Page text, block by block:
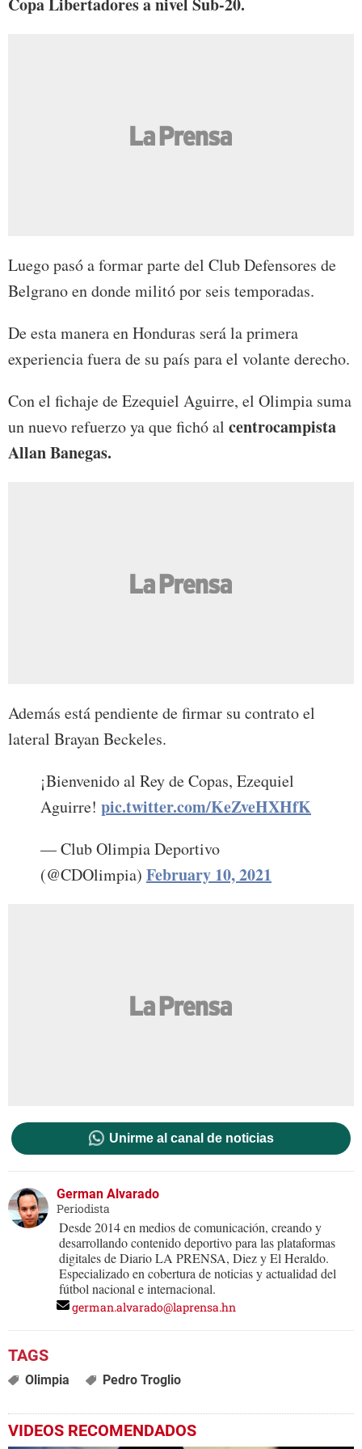
Luego pasó a formar parte del Club Defensores de
Belgrano en donde militó por seis temporadas.
De esta manera en Honduras será la primera
experiencia fuera de su país para el volante derecho.
Con el fichaje de Ezequiel Aguirre, el Olimpia suma
un nuevo refuerzo ya que fichó al centrocampista
Allan Banegas.
Además está pendiente de firmar su contrato el
lateral Brayan Beckeles.
¡Bienvenido al Rey de Copas, Ezequiel
Aguirre! pic.twitter.com/KeZveHXHfK
— Club Olimpia Deportivo
(@CDOlimpia) February 10, 2021
Unirme al canal de noticias
German Alvarado
Periodista
Desde 2014 en medios de comunicación, creando y
desarrollando contenido deportivo para las plataformas
digitales de Diario LA PRENSA, Diez y El Heraldo.
Especializado en cobertura de noticias y actualidad del
fútbol nacional e internacional.
german.alvarado@laprensa.hn
Olimpia Pedro Troglio
VIDEOS RECOMENDADOS